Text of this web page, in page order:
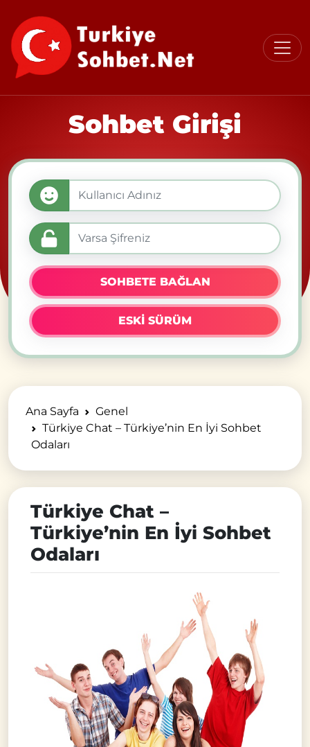
Sohbet Girişi
SOHBETE BAĞLAN
ESKI SÜRÜM
Ana Sayfa
Genel
Türkiye Chat – Türkiye’nin En İyi Sohbet
Odaları
Türkiye Chat –
Türkiye’nin En İyi Sohbet
Odaları